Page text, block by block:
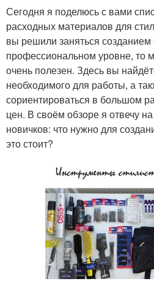
Сегодня я поделюсь с вами
расходных материалов для
вы решили заняться созданием
профессиональном уровне, то
очень полезен. Здесь вы
необходимого для работы, а
сориентироваться в большом
цен. В своём обзоре я отвечу
новичков: что нужно для
это стоит?